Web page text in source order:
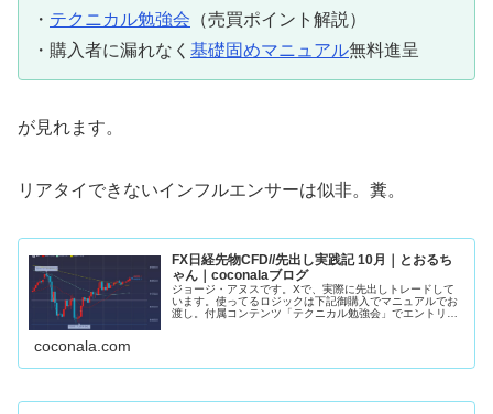
・ テクニカル勉強会 （売買ポイント解説）
・購入者に漏れなく 基礎固めマニュアル無料進呈
が見れます。
リアタイできないインフルエンサーは似非。糞。
FX日経先物CFD//先出し実践記 10月｜とおるち
ゃん｜coconalaブログ
ジョージ・アヌスです。Xで、実際に先出しトレードして
います。使ってるロジックは下記御購入でマニュアルでお
渡し。付属コンテンツ「テクニカル勉強会」でエントリー
coconala.com